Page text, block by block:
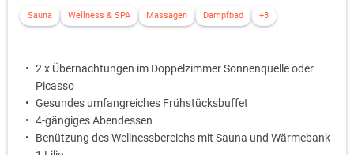
Sauna Wellness & SPA Massagen Dampfbad +3
2 x Übernachtungen im Doppelzimmer Sonnenquelle oder
Picasso
Gesundes umfangreiches Frühstücksbuffet
4-gängiges Abendessen
Benützung des Wellnessbereichs mit Sauna und Wärmebank